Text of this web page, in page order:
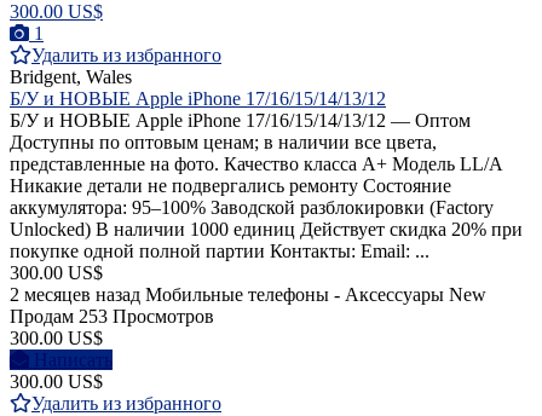
300.00 US$
1
Удалить из избранного
Bridgent, Wales
Б/У и НОВЫЕ Apple iPhone 17/16/15/14/13/12
Б/У и НОВЫЕ Apple iPhone 17/16/15/14/13/12 — Оптом
Доступны по оптовым ценам; в наличии все цвета,
представленные на фото. Качество класса A+ Модель LL/A
Никакие детали не подвергались ремонту Состояние
аккумулятора: 95–100% Заводской разблокировки (Factory
Unlocked) В наличии 1000 единиц Действует скидка 20% при
покупке одной полной партии Контакты: Email: ...
300.00 US$
2 месяцев назад Мобильные телефоны - Аксессуары New
Продам 253 Просмотров
300.00 US$
Написать
300.00 US$
Удалить из избранного